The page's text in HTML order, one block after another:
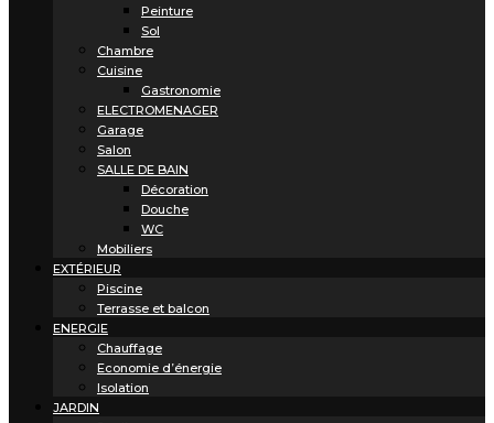
Peinture
Sol
Chambre
Cuisine
Gastronomie
ELECTROMENAGER
Garage
Salon
SALLE DE BAIN
Décoration
Douche
WC
Mobiliers
EXTÉRIEUR
Piscine
Terrasse et balcon
ENERGIE
Chauffage
Economie d’énergie
Isolation
JARDIN